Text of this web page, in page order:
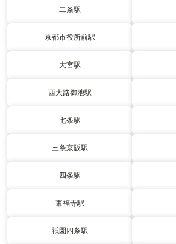
二条駅
京都市役所前駅
大宮駅
西大路御池駅
七条駅
三条京阪駅
四条駅
東福寺駅
祇園四条駅